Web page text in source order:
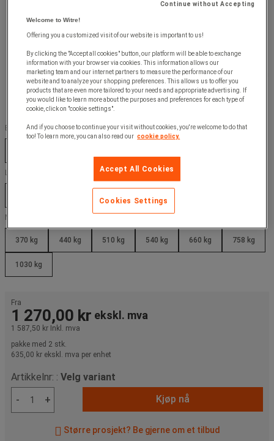
Bredde (mm) :
Lengde (m) :
Motstandskraft (kg) :
370 kg 440 kg 510 kg 540 kg 660 kg 758 kg
1030 kg
Fra
1 270,00 kr ekskl. mva
1 587,50 kr Inkl. mva
pakke med 2 stk.
635,00 kr ekskl. mva per enhet
Artikkelnr: : Velg variant
-
+ Kjøp nå
Større prosjekt? Be gjerne om et tilbud
Continue without Accepting
Welcome to Witre!
Offering you a customized visit of our website is important to us!
By clicking the "Accept all cookies" button, our platform will be able to exchange
information with your browser via cookies. This information allows our
marketing team and our internet partners to measure the performance of our
website and to analyze your shopping preferences. This allows us to offer you
products that are even more tailored to your needs and appropriate advertising. If
you would like to learn more about the purposes and preferences for each type of
cookie, click on "cookie settings".
And if you choose to continue your visit without cookies, you're welcome to do that
too! To learn more, you can also read our cookie policy.
Accept All Cookies
Cookies Settings